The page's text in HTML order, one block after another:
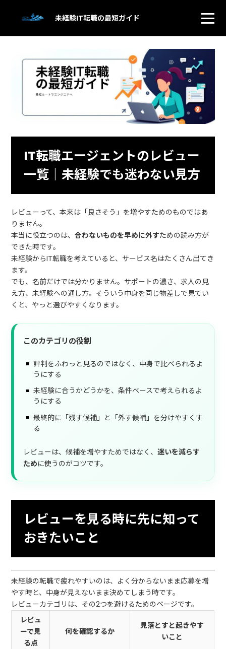
未経験IT転職の最短ガイド
IT転職エージェントのレビュー
一覧｜未経験でも迷わない見方
レビューって、本来は「良さそう」を増やすためのものではあ
りません。
本当に役立つのは、合わないものを早めに外すための読み方が
できた時です。
未経験からIT転職を考えていると、サービス名はたくさん出てき
ます。
でも、名前だけでは分かりません。サポートの濃さ、求人の見
え方、未経験への通し方。そういう中身を同じ物差しで見てい
くと、やっと選びやすくなります。
このカテゴリの役割
評判をふわっと見るのではなく、中身で比べられるよ
うにする
未経験に合うかどうかを、条件ベースで考えられるよ
うにする
最終的に「残す候補」と「外す候補」を分けやすくす
る
レビューは、候補を増やすためではなく、迷いを減らす
ために使うのがコツです。
レビューを見る時に先に知って
おきたいこと
未経験の転職で疲れやすいのは、よく分からないまま応募を増
やす時と、中身が見えないまま決めてしまう時です。
レビューカテゴリは、その2つを避けるためのページです。
レビュ
ーで見
る点
何を確認するか
見落とすと起きやす
いこと